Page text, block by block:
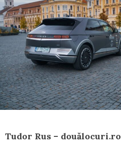
Tudor Rus – douălocuri.ro